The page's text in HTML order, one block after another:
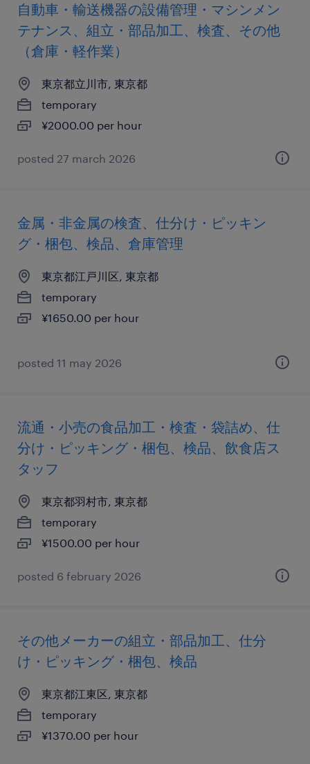
自動車・輸送機器の設備管理・マシンメン
テナンス、組立・部品加工、検査、その他
（倉庫・軽作業）
東京都立川市, 東京都
temporary
¥2000.00 per hour
posted 27 march 2026
金属・非金属の検査、仕分け・ピッキン
グ・梱包、検品、倉庫管理
東京都江戸川区, 東京都
temporary
¥1650.00 per hour
posted 11 may 2026
流通・小売の食品加工・検査・袋詰め、仕
分け・ピッキング・梱包、検品、飲食店ス
タッフ
東京都羽村市, 東京都
temporary
¥1500.00 per hour
posted 6 february 2026
その他メーカーの組立・部品加工、仕分
け・ピッキング・梱包、検品
東京都江東区, 東京都
temporary
¥1370.00 per hour